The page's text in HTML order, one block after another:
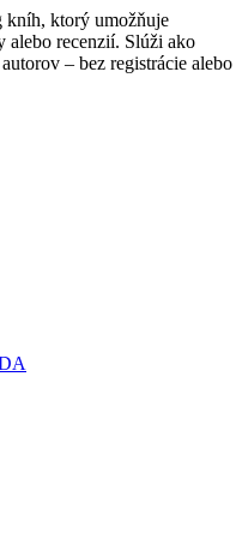
ktorý umožňuje
recenzií. Slúži ako
– bez registrácie alebo